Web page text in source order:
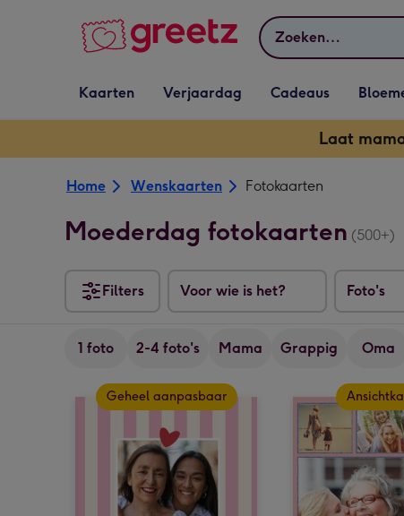
Zoeken
Vervolgkeuzelijst
Kaarten openen
Kaarten
Vervolgkeuzelijst
Verjaardag openen
Verjaardag
Vervolgkeuzelijst
Cadeaus openen
Cadeaus
Bloemen
Laat
Home Wenskaarten Fotokaarten
Moederdag fotokaarten (500+)
Filters Voor wie is het? Foto's
1 foto 2-4 foto's Mama Grappig Oma
Geheel aanpasbaar